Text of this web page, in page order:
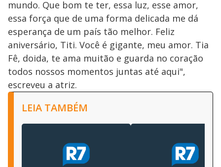
mundo. Que bom te ter, essa luz, esse amor,
essa força que de uma forma delicada me dá
esperança de um país tão melhor. Feliz
aniversário, Titi. Você é gigante, meu amor. Tia
Fê, doida, te ama muitão e guarda no coração
todos nossos momentos juntas até aqui",
escreveu a atriz.
LEIA TAMBÉM